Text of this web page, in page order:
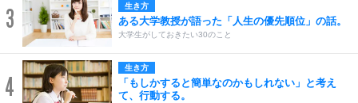
3 生き方
ある大学教授が語った「人生の優先順位」の話。
大学生がしておきたい30のこと
4
生き方
「もしかすると簡単なのかもしれない」と考え
て、行動する。